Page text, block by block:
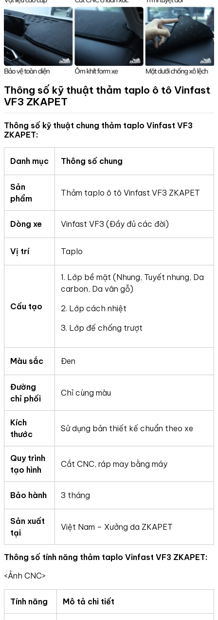
Thông số kỹ thuật thảm taplo ô tô Vinfast
VF3 ZKAPET
Thông số kỹ thuật chung thảm taplo Vinfast VF3
ZKAPET:
Danh mục Thông số chung
Sản
phẩm
Thảm taplo ô tô Vinfast VF3 ZKAPET
Dòng xe Vinfast VF3 (Đầy đủ các đời)
Vị trí Taplo
Cấu tạo
1. Lớp bề mặt (Nhung, Tuyết nhung, Da
carbon, Da vân gỗ)
2. Lớp cách nhiệt
3. Lớp đế chống trượt
Màu sắc Đen
Đường
chỉ phối
Chỉ cùng màu
Kích
thước
Sử dụng bản thiết kế chuẩn theo xe
Quy trình
tạo hình
Cắt CNC, ráp may bằng máy
Bảo hành 3 tháng
Sản xuất
tại
Việt Nam – Xưởng da ZKAPET
Thông số tính năng thảm taplo Vinfast VF3 ZKAPET:
<Ảnh CNC>
Tính năng Mô tả chi tiết